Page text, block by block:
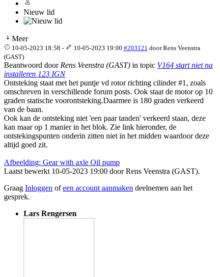
Nieuw lid
Meer
10-05-2023 18:58 - 10-05-2023 19:00 #203121 doorRens Veenstra
(GAST)
Beantwoord door Rens Veenstra (GAST) in topic V164 start niet na
installeren 123 IGN
Ontsteking staat met het puntje vd rotor richting cilinder #1, zoals
omschreven in verschillende forum posts. Ook staat de motor op 10
graden statische voorontsteking.Daarmee is 180 graden verkeerd
van de baan.
Ook kan de ontsteking niet 'een paar tanden' verkeerd staan, deze
kan maar op 1 manier in het blok. Zie link hieronder, de
ontstekingspunten onderin zitten niet in het midden waardoor deze
altijd goed zit.
Afbeelding: Gear with axle Oil pump
Laatst bewerkt 10-05-2023 19:00 doorRens Veenstra (GAST).
Graag Inloggen ofeen account aanmaken deelnemen aan het
gesprek.
Lars Rengersen